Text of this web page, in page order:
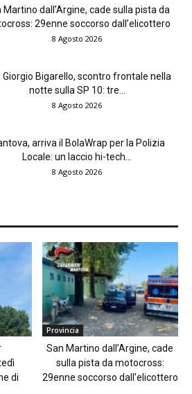
Martino dall’Argine, cade sulla pista da
29enne soccorso dall’elicottero
8 Agosto 2026
Giorgio Bigarello, scontro frontale nella
notte sulla SP 10: tre...
8 Agosto 2026
arriva il BolaWrap per la Polizia
Locale: un laccio hi-tech...
8 Agosto 2026
di
Provincia
San Martino dall’Argine, cade
sulla pista da motocross:
29enne soccorso dall’elicottero